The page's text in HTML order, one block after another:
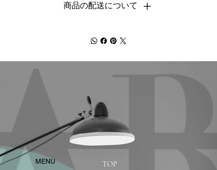
商品の配送について
​MENU
TOP